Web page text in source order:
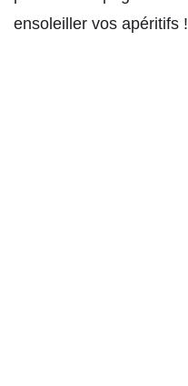
ensoleiller vos apéritifs !